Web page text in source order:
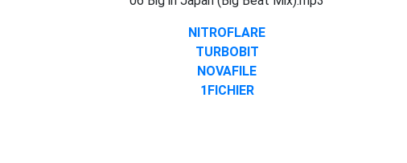
NITROFLARE
TURBOBIT
NOVAFILE
1FICHIER